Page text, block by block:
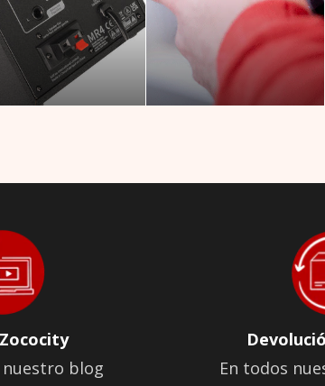
blog
En todos